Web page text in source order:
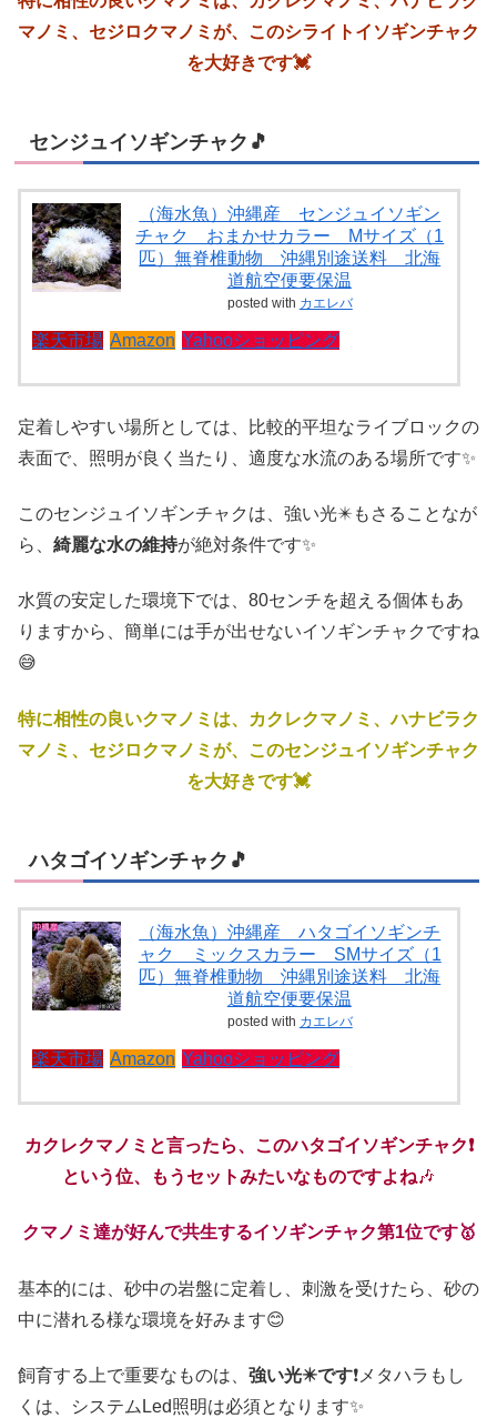
マノミ、セジロクマノミが、このシライトイソギンチャク
を大好きです💓
センジュイソギンチャク🎵
（海水魚）沖縄産 センジュイソギン
チャク おまかせカラー Mサイズ（1
匹）無脊椎動物 沖縄別途送料 北海
道航空便要保温
posted with カエレバ
楽天市場 Amazon Yahooショッピング
定着しやすい場所としては、比較的平坦なライブロックの
表面で、照明が良く当たり、適度な水流のある場所です✨
このセンジュイソギンチャクは、強い光✴️もさることなが
ら、 綺麗な水の維持が絶対条件です✨
水質の安定した環境下では、80センチを超える個体もあ
りますから、簡単には手が出せないイソギンチャクですね
😅
特に相性の良いクマノミは、カクレクマノミ、ハナビラク
マノミ、セジロクマノミが、このセンジュイソギンチャク
を大好きです💓
ハタゴイソギンチャク🎵
（海水魚）沖縄産 ハタゴイソギンチ
ャク ミックスカラー SMサイズ（1
匹）無脊椎動物 沖縄別途送料 北海
道航空便要保温
posted with カエレバ
楽天市場 Amazon Yahooショッピング
カクレクマノミと言ったら、このハタゴイソギンチャク❗
という位、もうセットみたいなものですよね🎶
クマノミ達が好んで共生するイソギンチャク第1位です🥇
基本的には、砂中の岩盤に定着し、刺激を受けたら、砂の
中に潜れる様な環境を好みます😊
飼育する上で重要なものは、 強い光✴️です❗メタハラもし
くは、システムLed照明は必須となります✨